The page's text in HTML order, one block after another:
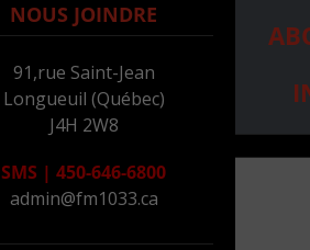
NOUS JOINDRE
91,rue Saint-Jean
Longueuil (Québec)
J4H 2W8
SMS | 450-646-6800
admin@fm1033.ca